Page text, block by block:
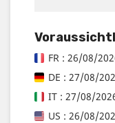
FR : 26/08/
DE : 27/08/
IT : 27/08/
US : 26/08/